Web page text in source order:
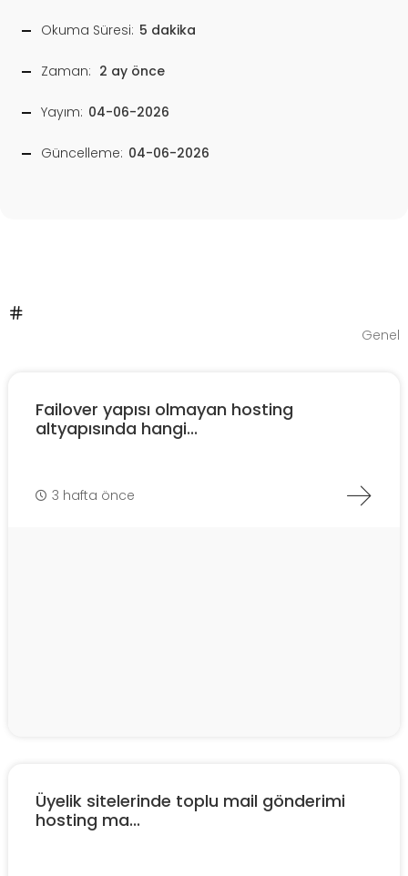
Okuma Süresi: 5 dakika
Zaman: 2 ay önce
Yayım: 04-06-2026
Güncelleme: 04-06-2026
Genel
Failover yapısı olmayan hosting
altyapısında hangi...
3 hafta önce
Üyelik sitelerinde toplu mail gönderimi
hosting ma...